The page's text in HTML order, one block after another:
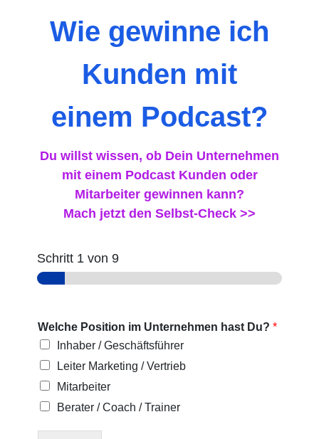
Wie gewinne ich
Kunden mit
einem Podcast?
Du willst wissen, ob Dein Unternehmen
mit einem Podcast Kunden oder
Mitarbeiter gewinnen kann?
Mach jetzt den Selbst-Check >>
Schritt 1 von 9
Welche Position im Unternehmen hast Du?*
Inhaber / Geschäftsführer
Leiter Marketing / Vertrieb
Mitarbeiter
Berater / Coach / Trainer